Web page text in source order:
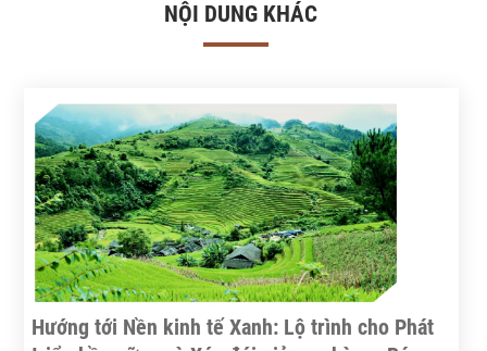
NỘI DUNG KHÁC
Hướng tới Nền kinh tế Xanh: Lộ trình cho Phát